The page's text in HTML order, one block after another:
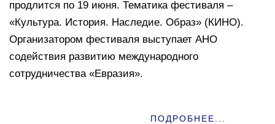
продлится по 19 июня. Тематика фестиваля –
«Культура. История. Наследие. Образ» (КИНО).
Организатором фестиваля выступает АНО
содействия развитию международного
сотрудничества «Евразия».
ПОДРОБНЕЕ...